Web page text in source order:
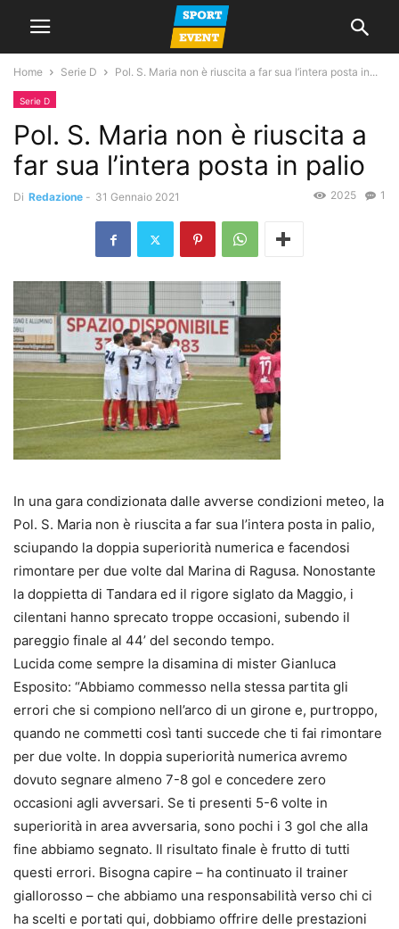
Home Serie D Pol. S. Maria non è riuscita a far sua l’intera posta in...
Serie D
Pol. S. Maria non è riuscita a
far sua l’intera posta in palio
Di Redazione - 31 Gennaio 2021 1
2025
In una gara condizionata dalle avverse condizioni meteo, la
Pol. S. Maria non è riuscita a far sua l’intera posta in palio,
sciupando la doppia superiorità numerica e facendosi
rimontare per due volte dal Marina di Ragusa. Nonostante
la doppietta di Tandara ed il rigore siglato da Maggio, i
cilentani hanno sprecato troppe occasioni, subendo il
pareggio finale al 44’ del secondo tempo.
Lucida come sempre la disamina di mister Gianluca
Esposito: “Abbiamo commesso nella stessa partita gli
errori che si compiono nell’arco di un girone e, purtroppo,
quando ne commetti così tanti succede che ti fai rimontare
per due volte. In doppia superiorità numerica avremo
dovuto segnare almeno 7-8 gol e concedere zero
occasioni agli avversari. Se ti presenti 5-6 volte in
superiorità in area avversaria, sono pochi i 3 gol che alla
fine abbiamo segnato. Il risultato finale è frutto di tutti
questi errori. Bisogna capire – ha continuato il trainer
giallorosso – che abbiamo una responsabilità verso chi ci
ha scelti e portati qui, dobbiamo offrire delle prestazioni